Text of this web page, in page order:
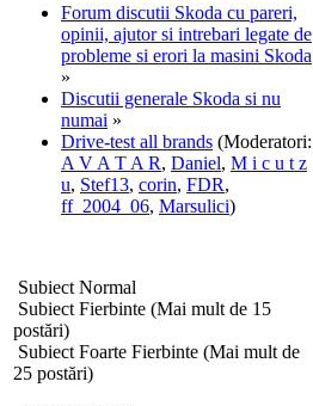
Forum discutii Skoda cu pareri,
opinii, ajutor si intrebari legate de
probleme si erori la masini Skoda
»
Discutii generale Skoda si nu
numai »
Drive-test all brands (Moderatori:
A V A T A R, Daniel, M i c u t z
u, Stef13, corin, FDR,
ff_2004_06, Marsulici)
Subiect Normal
Subiect Fierbinte (Mai mult de 15
postări)
Subiect Foarte Fierbinte (Mai mult de
25 postări)